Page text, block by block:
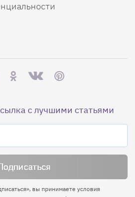
с лучшими статьями
вы принимаете условия